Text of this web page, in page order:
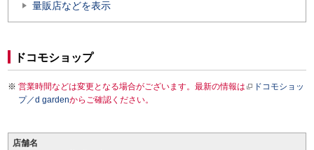
量販店などを表示
ドコモショップ
営業時間などは変更となる場合がございます。最新の情報は
ドコモショッ
プ／d gardenからご確認ください。
店舗名